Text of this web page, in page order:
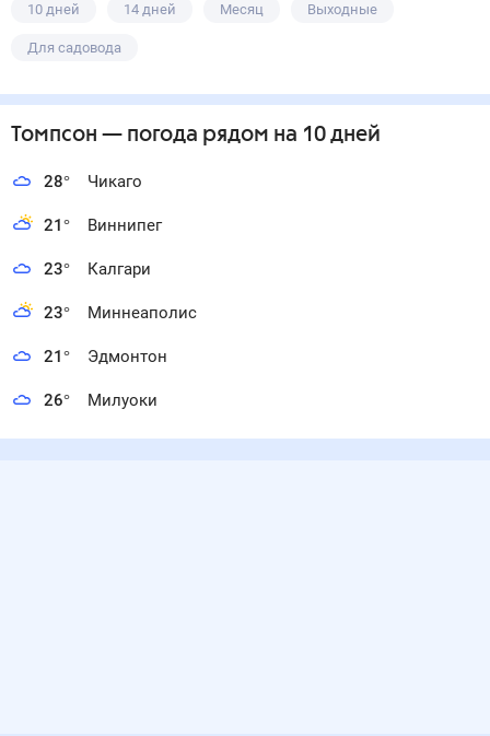
10 дней 14 дней Месяц Выходные
Для садовода
Томпсон — погода рядом на 10 дней
28° Чикаго
21° Виннипег
23° Калгари
23° Миннеаполис
21° Эдмонтон
26° Милуоки